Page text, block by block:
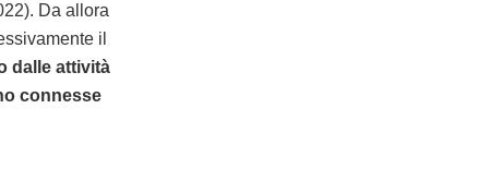
Da allora
il
dalle attività
connesse